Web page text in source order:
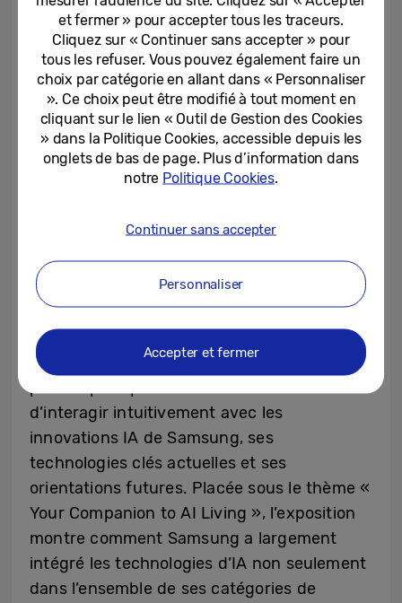
nouvelles fonctionnalités. Afin de créer un
environnement totalement immersif,
l’exposition proposera une circulation plus
fluide et une programmation enrichie,
offrant aux visiteurs une expérience plus
profonde et plus significative.
Une démonstration d’envergure de l’IA
secteur
Grâce à une narration soigneusement
élaborée, la Samsung Exhibition Zone a été
pensée pour permettre aux visiteurs
d’interagir intuitivement avec les
innovations IA de Samsung, ses
technologies clés actuelles et ses
orientations futures. Placée sous le thème «
Your Companion to AI Living », l’exposition
montre comment Samsung a largement
intégré les technologies d’IA non seulement
dans l’ensemble de ses catégories de
et fermer » pour accepter tous les traceurs.
Cliquez sur « Continuer sans accepter » pour
tous les refuser. Vous pouvez également faire un
choix par catégorie en allant dans « Personnaliser
». Ce choix peut être modifié à tout moment en
cliquant sur le lien « Outil de Gestion des Cookies
» dans la Politique Cookies, accessible depuis les
onglets de bas de page. Plus d’information dans
notre Politique Cookies.
Continuer sans accepter
Personnaliser
Accepter et fermer